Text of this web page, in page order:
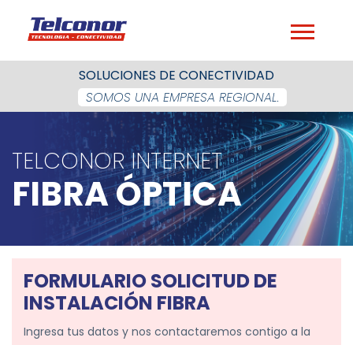
SOLUCIONES DE CONECTIVIDAD
SOMOS UNA EMPRESA REGIONAL.
TELCONOR INTERNET
FIBRA ÓPTICA
FORMULARIO SOLICITUD DE
INSTALACIÓN FIBRA
Ingresa tus datos y nos contactaremos contigo a la